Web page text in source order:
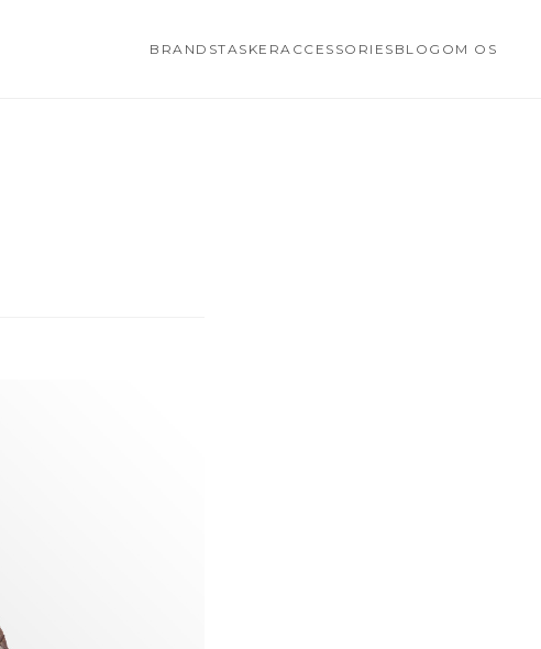
BRANDSTASKERACCESSORIES BLOG OM OS